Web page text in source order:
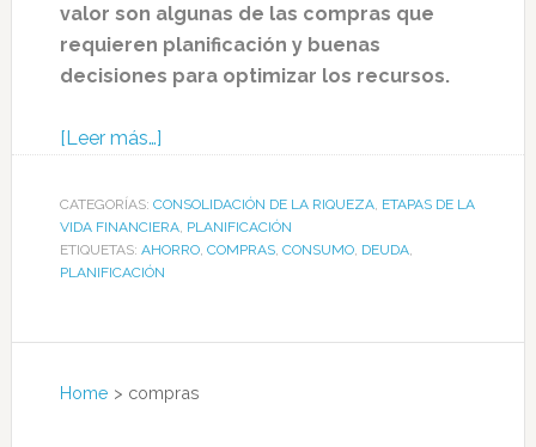
valor son algunas de las compras que
requieren planificación y buenas
decisiones para optimizar los recursos.
[Leer más…]
CATEGORÍAS: CONSOLIDACIÓN DE LA RIQUEZA, ETAPAS DE LA
VIDA FINANCIERA, PLANIFICACIÓN
ETIQUETAS: AHORRO, COMPRAS, CONSUMO, DEUDA,
PLANIFICACIÓN
Home > compras